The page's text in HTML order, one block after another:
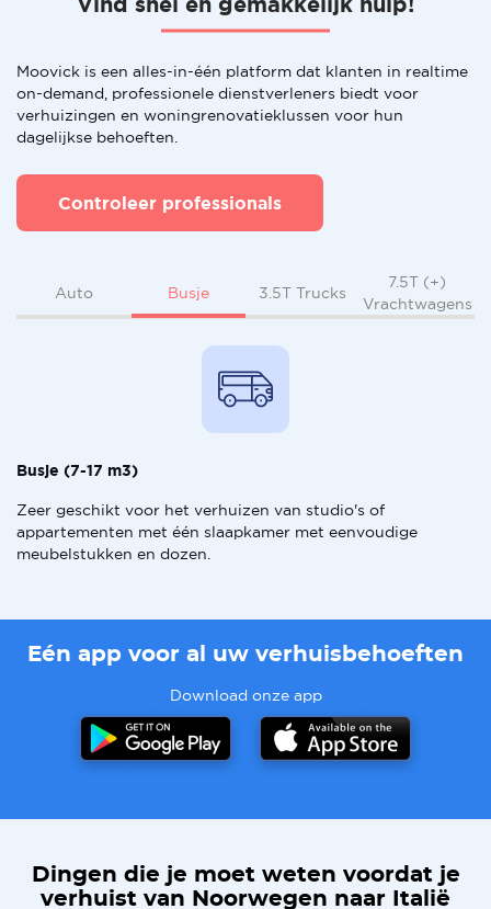
Moovick is een alles-in-één platform dat klanten in realtime
on-demand, professionele dienstverleners biedt voor
verhuizingen en woningrenovatieklussen voor hun
dagelijkse behoeften.
Controleer professionals
Auto Busje 3.5T Trucks
7.5T (+)
Vrachtwagens
Busje (7-17 m3)
Zeer geschikt voor het verhuizen van studio's of
appartementen met één slaapkamer met eenvoudige
meubelstukken en dozen.
Eén app voor al uw verhuisbehoeften
Download onze app
Dingen die je moet weten voordat je
verhuist van Noorwegen naar Italië